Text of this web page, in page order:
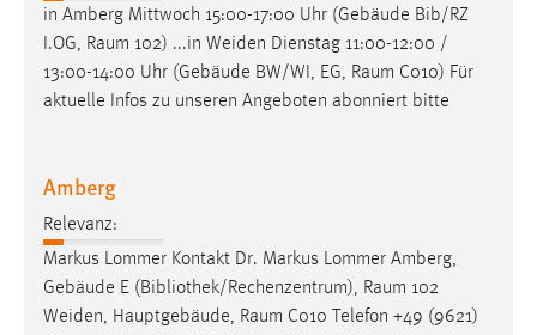
in Amberg Mittwoch 15:00-17:00 Uhr (Gebäude Bib/RZ
I.OG, Raum 102) ...in Weiden Dienstag 11:00-12:00 /
13:00-14:00 Uhr (Gebäude BW/WI, EG, Raum C010) Für
aktuelle Infos zu unseren Angeboten abonniert bitte
Amberg
Relevanz:
Markus Lommer Kontakt Dr. Markus Lommer Amberg,
Gebäude E (Bibliothek/Rechenzentrum), Raum 102
Weiden, Hauptgebäude, Raum C010 Telefon +49 (9621)